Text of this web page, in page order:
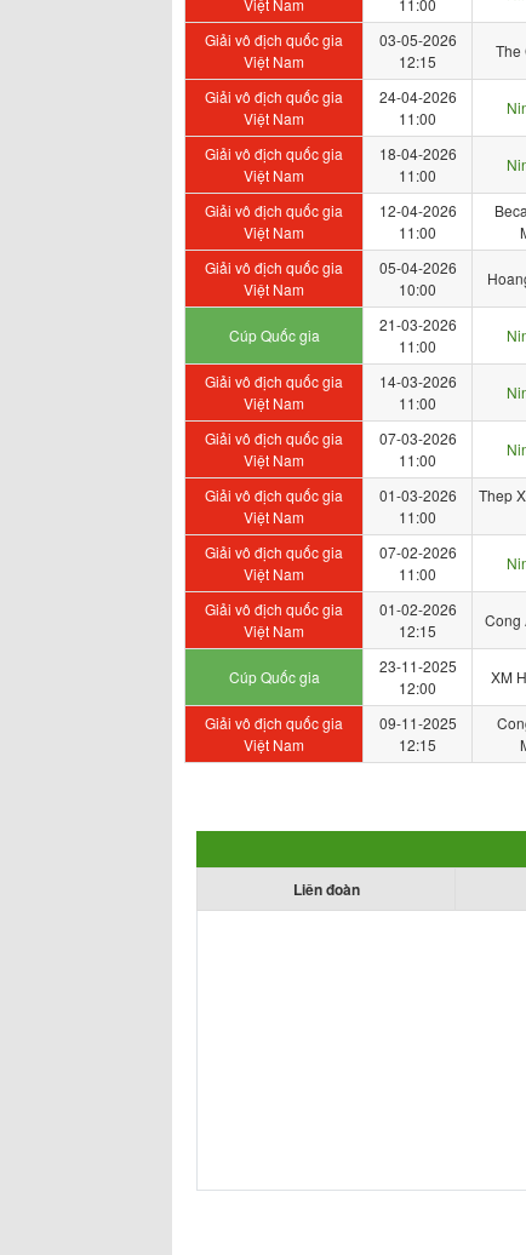
Giải vô địch quốc gia
Việt Nam
03-05-2026
12:15
The
Giải vô địch quốc gia
Việt Nam
24-04-2026
11:00
Giải vô địch quốc gia
Việt Nam
18-04-2026
11:00
Giải vô địch quốc gia
Việt Nam
12-04-2026
11:00
Giải vô địch quốc gia
Việt Nam
05-04-2026
10:00
Cúp Quốc gia
21-03-2026
11:00
Giải vô địch quốc gia
Việt Nam
14-03-2026
11:00
Giải vô địch quốc gia
Việt Nam
07-03-2026
11:00
Giải vô địch quốc gia
Việt Nam
01-03-2026
11:00
Thep
Giải vô địch quốc gia
Việt Nam
07-02-2026
11:00
Giải vô địch quốc gia
Việt Nam
01-02-2026
12:15
Cong
Cúp Quốc gia
23-11-2025
12:00
XM
Giải vô địch quốc gia
Việt Nam
09-11-2025
12:15
Liên đoàn